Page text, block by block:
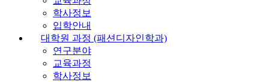
학사정보
입학안내
대학원 과정 (패션디자인학과)
연구분야
교육과정
학사정보